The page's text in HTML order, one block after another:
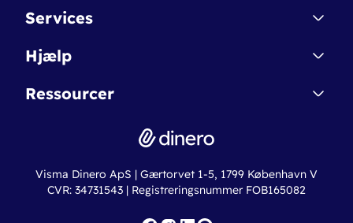
Kontakt
Betingelser & Sikkerhed
Nye funktioner
Services
Dinero Starter
Dinero Pro
Erhvervslån
Fakturaskabeloner
Hjælp
Regnskabsordbogen
Online regnskabskurser
Ressourcer
Ny virksomhed
Iværksætterlegat
Visma Dinero ApS | Gærtorvet 1-5, 1799 København V
CVR: 34731543 | Registreringsnummer FOB165082